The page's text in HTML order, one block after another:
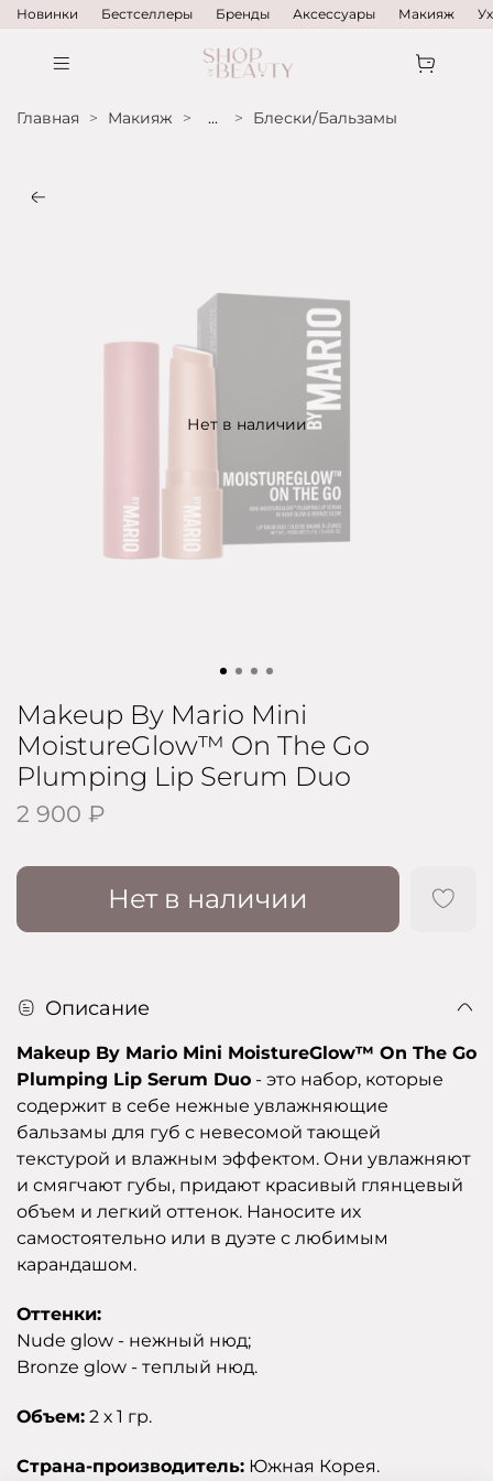
Новинки Бестселлеры Бренды Аксессуары Макияж
Главная Макияж ... Блески/Бальзамы
Нет в наличии
Makeup By Mario Mini
MoistureGlow™ On The Go
Plumping Lip Serum Duo
2 900 ₽
Нет в наличии
Описание
Makeup By Mario Mini MoistureGlow™ On The Go
Plumping Lip Serum Duo - это набор, которые
содержит в себе нежные увлажняющие
бальзамы для губ с невесомой тающей
текстурой и влажным эффектом. Они увлажняют
и смягчают губы, придают красивый глянцевый
объем и легкий оттенок. Наносите их
самостоятельно или в дуэте с любимым
карандашом.
Оттенки:
Nude glow - нежный нюд;
Bronze glow - теплый нюд.
Объем: 2 х 1 гр.
Страна-производитель: Южная Корея.